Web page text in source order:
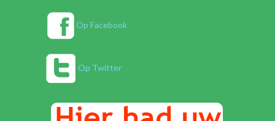
Op Facebook
Op Twitter